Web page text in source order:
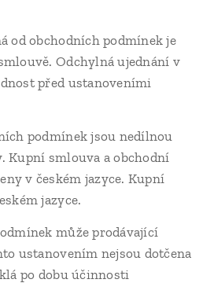
od obchodních podmínek je
Odchylná ujednání v
před ustanoveními
podmínek jsou nedílnou
Kupní smlouva a obchodní
v českém jazyce. Kupní
jazyce.
může prodávající
ustanovením nejsou dotčena
po dobu účinnosti